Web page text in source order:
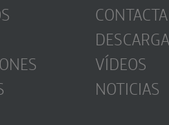
CONTACTA
VÍDEOS
NOTICIAS